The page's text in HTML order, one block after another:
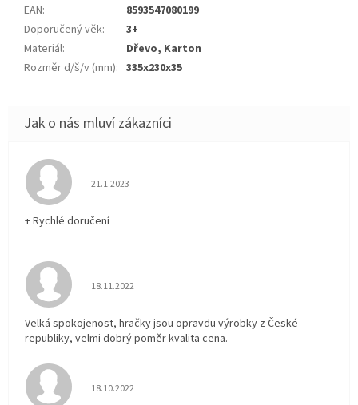
EAN:
8593547080199
Doporučený věk:
3+
Materiál:
Dřevo, Karton
Rozměr d/š/v (mm): 335x230x35
Hodnocení obchodu je 5 z 5 hvězdiček.
21.1.2023
+ Rychlé doručení
Hodnocení obchodu je 5 z 5 hvězdiček.
18.11.2022
Velká spokojenost, hračky jsou opravdu výrobky z České
republiky, velmi dobrý poměr kvalita cena.
Hodnocení obchodu je 5 z 5 hvězdiček.
18.10.2022